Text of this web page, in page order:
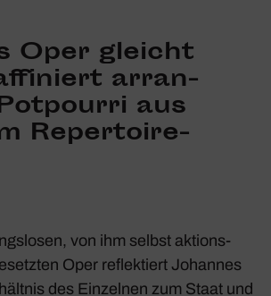
Oper gleicht
arran­
aus
Reper­toire-
von ihm selbst akti­ons­
Oper reflek­tiert Johannes
des Einzelnen zum Staat und